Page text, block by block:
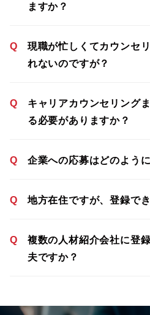
ますか？
Q
現職が忙しくてカウンセ
れないのですが？
Q
キャリアカウンセリング
る必要がありますか？
Q 企業への応募はどのよう
Q 地方在住ですが、登録で
Q
複数の人材紹介会社に登
夫ですか？